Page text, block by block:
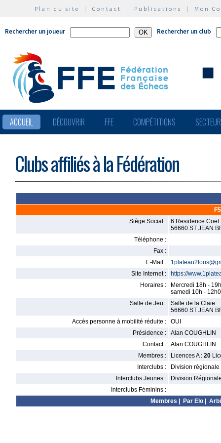
Plan du site | Contact | Publications | Mon
Rechercher un joueur Rechercher un club
ACCUEIL DÉCOUVRIR FFE COMPÉTITIONS
Clubs affiliés à la Fédération
Siège Social :
6 Residence Coet
56660 ST JEAN
Téléphone :
Fax :
E-Mail :
Site Internet :
https://
Horaires :
Mercredi 18h -
samedi 10h -
Salle de Jeu :
Salle de la Claie
56660 ST JEAN
Accès personne à mobilité réduite :
OUI
Présidence :
Alan COUGHLIN
Contact :
Alan COUGHLIN
Membres :
Licences A : 20
Interclubs :
Division régionale
Interclubs Jeunes :
Division
Interclubs Féminins :
Membres
Par Elo